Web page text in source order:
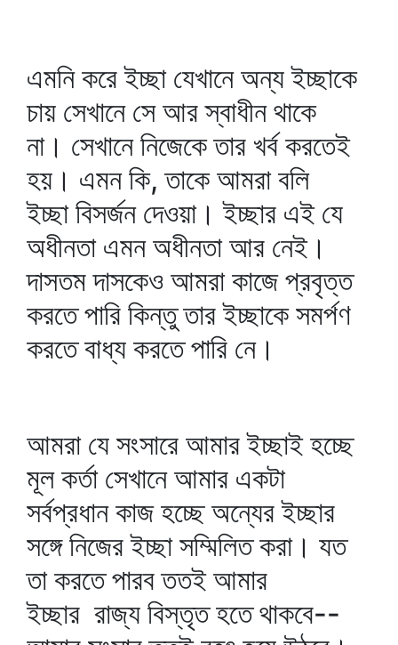
এমনি করে ইচ্ছা যেখানে অন্য ইচ্ছাকে
চায় সেখানে সে আর স্বাধীন থাকে
না। সেখানে নিজেকে তার খর্ব করতেই
হয়। এমন কি, তাকে আমরা বলি
ইচ্ছা বিসর্জন দেওয়া। ইচ্ছার এই যে
অধীনতা এমন অধীনতা আর নেই।
দাসতম দাসকেও আমরা কাজে প্রবৃত্ত
করতে পারি কিন্তু তার ইচ্ছাকে সমর্পণ
করতে বাধ্য করতে পারি নে।
আমরা যে সংসারে আমার ইচ্ছাই হচ্ছে
মূল কর্তা সেখানে আমার একটা
সর্বপ্রধান কাজ হচ্ছে অন্যের ইচ্ছার
সঙ্গে নিজের ইচ্ছা সম্মিলিত করা। যত
তা করতে পারব ততই আমার
ইচ্ছার রাজ্য বিস্তৃত হতে থাকবে--